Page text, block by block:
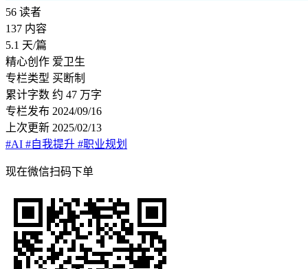
56 读者
137 内容
5.1 天/篇
精心创作 爱卫生
专栏类型 买断制
累计字数 约 47 万字
专栏发布 2024/09/16
上次更新 2025/02/13
#AI #自我提升 #职业规划
现在微信扫码下单